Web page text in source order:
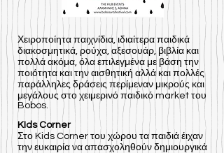
Χειροποίητα παιχνίδια, ιδιαίτερα παιδικά
διακοσμητικά, ρούχα, αξεσουάρ, βιβλία και
πολλά ακόμα, όλα επιλεγμένα με βάση την
ποιότητα και την αισθητική αλλά και πολλές
παράλληλες δράσεις περίμεναν μικρούς και
μεγάλους στο χειμερινό παιδικό market του
Bobos.
KIds Corner
Στο Kids Corner του χώρου τα παιδιά έιχαν
την ευκαιρία να απασχοληθούν δημιουργικά